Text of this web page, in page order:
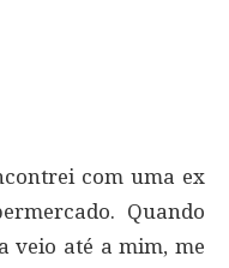
com uma ex
Quando
veio até a mim, me